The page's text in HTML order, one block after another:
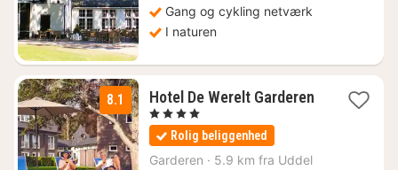
Gang og cykling netværk
I naturen
8.1
Hotel De Werelt Garderen
1
nat
fra
1040
, 4 Stjerner
Rolig beliggenhed
Garderen · 5.9 km fra Uddel